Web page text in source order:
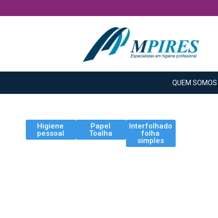
QUEM SOMOS
Higiene
pessoal
Papel
Toalha
Interfolhado
folha
simples